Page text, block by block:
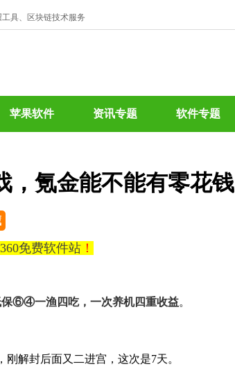
具、区块链技术服务
苹果软件 资讯专题 软件专题
氪金能不能有零花钱
360免费软件站 ！
保⑥④一渔四吃，一次养机四重收益。
解封后面又二进宫，这次是7天。